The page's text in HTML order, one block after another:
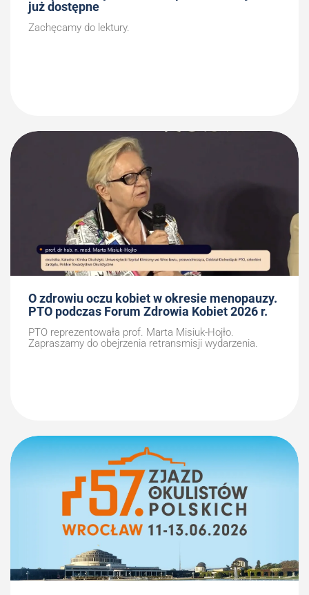
już dostępne
Zachęcamy do lektury.
O zdrowiu oczu kobiet w okresie menopauzy.
PTO podczas Forum Zdrowia Kobiet 2026 r.
PTO reprezentowała prof. Marta Misiuk-Hojło.
Zapraszamy do obejrzenia retransmisji wydarzenia.